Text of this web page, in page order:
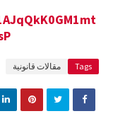
Tags مقالات قانونية